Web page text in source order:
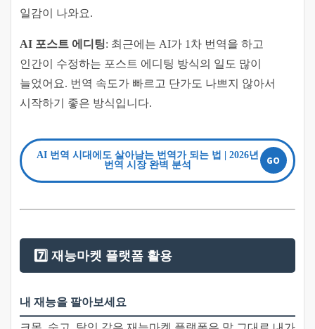
일감이 나와요.
AI 포스트 에디팅: 최근에는 AI가 1차 번역을 하고
인간이 수정하는 포스트 에디팅 방식의 일도 많이
늘었어요. 번역 속도가 빠르고 단가도 나쁘지 않아서
시작하기 좋은 방식입니다.
AI 번역 시대에도 살아남는 번역가 되는 법 | 2026년
번역 시장 완벽 분석
7️⃣ 재능마켓 플랫폼 활용
내 재능을 팔아보세요